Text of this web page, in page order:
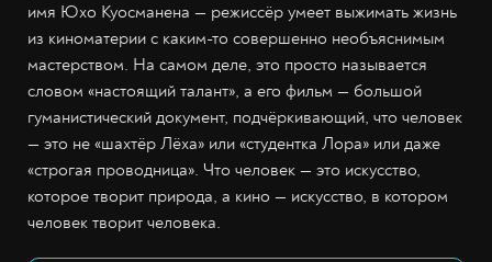
имя Юхо Куосманена — режиссёр умеет выжимать жизнь
из киноматерии с каким-то совершенно необъяснимым
мастерством. На самом деле, это просто называется
словом «настоящий талант», а его фильм — большой
гуманистический документ, подчёркивающий, что человек
— это не «шахтёр Лёха» или «студентка Лора» или даже
«строгая проводница». Что человек — это искусство,
которое творит природа, а кино — искусство, в котором
человек творит человека.